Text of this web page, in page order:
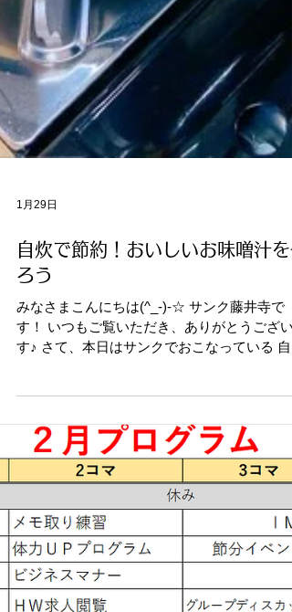
1月29日
自炊で節約！おいしいお味噌汁を
す！ いつもご覧いただき、ありがとうござい
す♪ さて、本日はサンクでおこなっている 自
に向けたプログラムの一つ 「自炊能力を身に
けよう☆」をご紹介させてください(^^)/ サン
では、みなさんの自活能力をＵＰするため 月
一度、利用者のお一人とマンツーマンで 調理
練をはじめました♪ 第一回目はお味噌汁作り
す(^_-)-☆ この日は ・さつまいも ・木綿豆腐
・もやし ・あぶらあげ ・わかめ を粉末のか